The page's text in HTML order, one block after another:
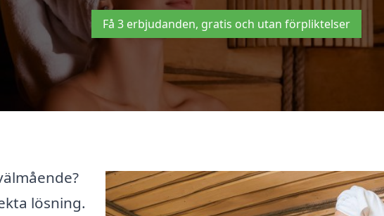
Få 3 erbjudanden, gratis och utan förpliktelser
lösning.